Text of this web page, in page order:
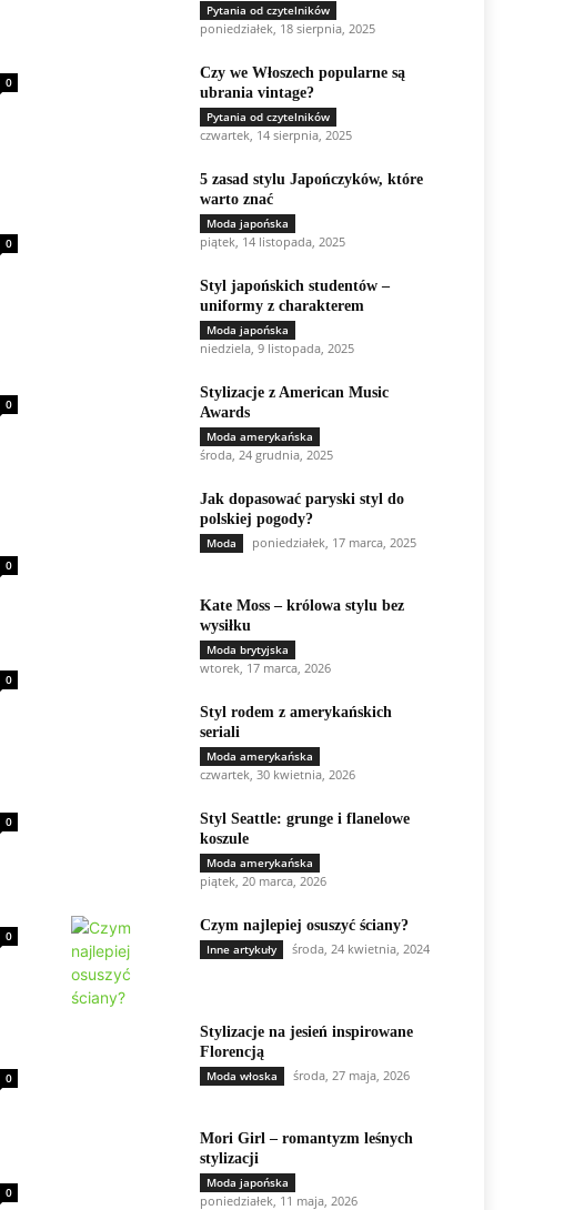
0
0
0
0
0
0
0
0
0
Pytania od czytelników
poniedziałek, 18 sierpnia, 2025
Czy we Włoszech popularne są
ubrania vintage?
Pytania od czytelników
czwartek, 14 sierpnia, 2025
5 zasad stylu Japończyków, które
warto znać
Moda japońska
piątek, 14 listopada, 2025
Styl japońskich studentów –
uniformy z charakterem
Moda japońska
niedziela, 9 listopada, 2025
Stylizacje z American Music
Awards
Moda amerykańska
środa, 24 grudnia, 2025
Jak dopasować paryski styl do
polskiej pogody?
Moda poniedziałek, 17 marca, 2025
Kate Moss – królowa stylu bez
wysiłku
Moda brytyjska
wtorek, 17 marca, 2026
Styl rodem z amerykańskich
seriali
Moda amerykańska
czwartek, 30 kwietnia, 2026
Styl Seattle: grunge i flanelowe
koszule
Moda amerykańska
piątek, 20 marca, 2026
Czym najlepiej osuszyć ściany?
Inne artykuły środa, 24 kwietnia, 2024
Stylizacje na jesień inspirowane
Florencją
Moda włoska środa, 27 maja, 2026
Mori Girl – romantyzm leśnych
stylizacji
Moda japońska
poniedziałek, 11 maja, 2026